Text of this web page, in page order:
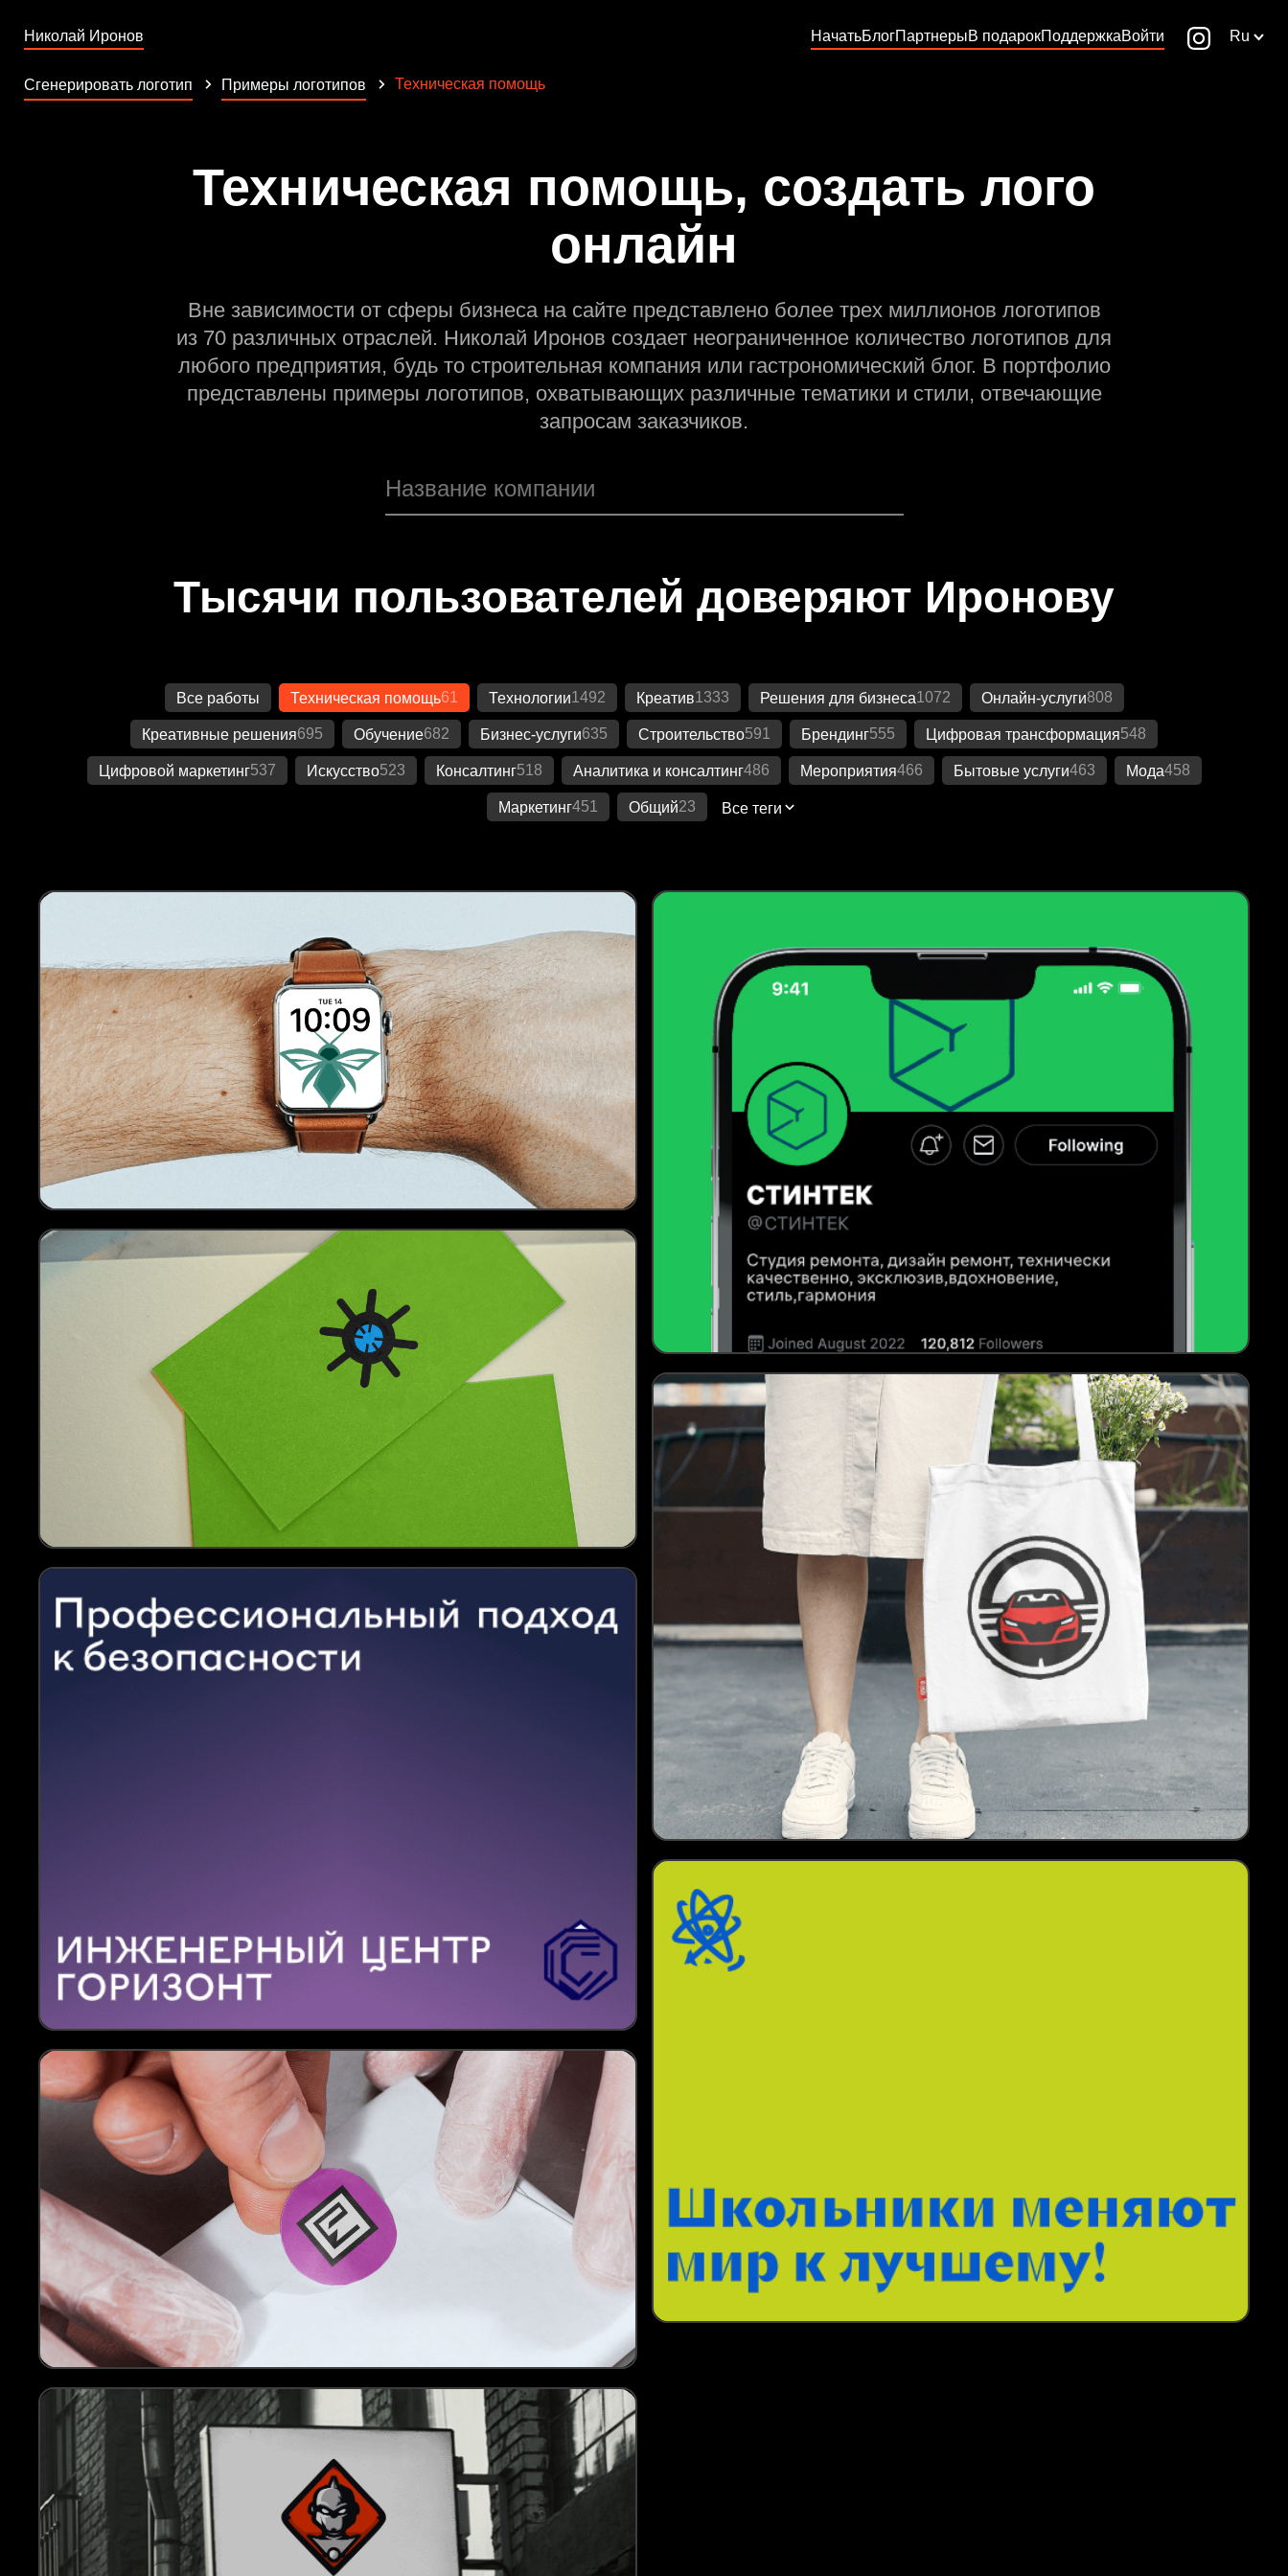
Николай Иронов НачатьБлогПартнерыВ подарокПоддержкаВойти Ru
Сгенерировать логотип Примеры логотипов Техническая помощь
Техническая помощь, создать лого
онлайн
Вне зависимости от сферы бизнеса на сайте представлено более трех миллионов логотипов
из 70 различных отраслей. Николай Иронов создает неограниченное количество логотипов для
любого предприятия, будь то строительная компания или гастрономический блог. В портфолио
представлены примеры логотипов, охватывающих различные тематики и стили, отвечающие
запросам заказчиков.
Тысячи пользователей доверяют Иронову
Все работы Техническая помощь61 Технологии1492 Креатив1333 Решения для бизнеса1072 Онлайн-услуги808
Креативные решения695 Обучение682 Бизнес-услуги635 Строительство591 Брендинг555 Цифровая трансформация548
Цифровой маркетинг537 Искусство523 Консалтинг518 Аналитика и консалтинг486 Мероприятия466 Бытовые услуги463 Мода458
Маркетинг451 Общий23 Все теги